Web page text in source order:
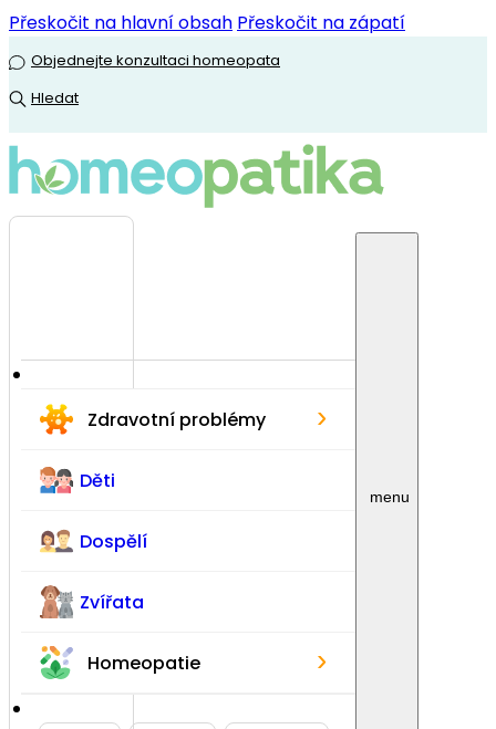
Přeskočit na hlavní obsah Přeskočit na zápatí
Objednejte konzultaci homeopata
Hledat
Zdravotní problémy ›
Děti
Dospělí
Zvířata
Homeopatie ›